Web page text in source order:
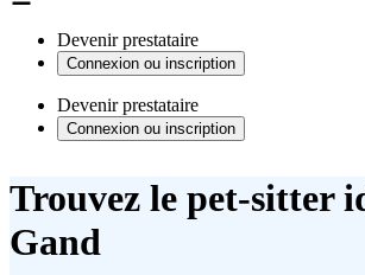
Devenir prestataire
Connexion ou inscription
Devenir prestataire
Connexion ou inscription
Trouvez le pet-sitter
Gand